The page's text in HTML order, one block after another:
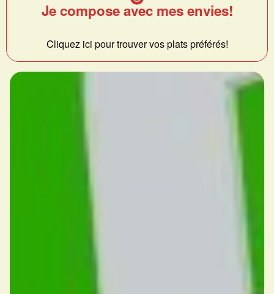
Je compose avec mes envies!
Cliquez ici pour trouver vos plats préférés!